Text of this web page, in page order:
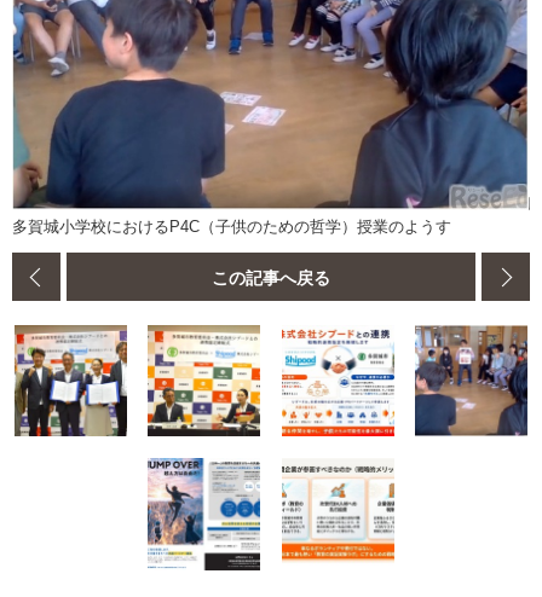
多賀城小学校におけるP4C（子供のための哲学）授業のようす
この記事へ戻る